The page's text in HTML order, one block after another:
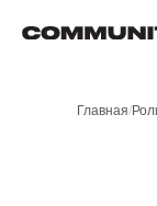
Главная/